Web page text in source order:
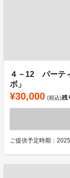
４－12 パーテ
ボ」
¥30,000 (税込)残
ご提供予定時期：